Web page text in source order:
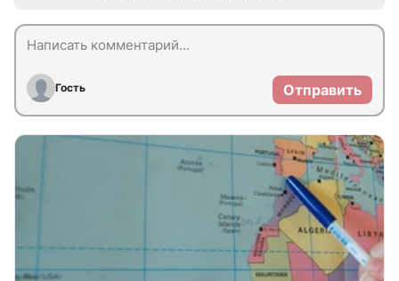
Гость Отправить